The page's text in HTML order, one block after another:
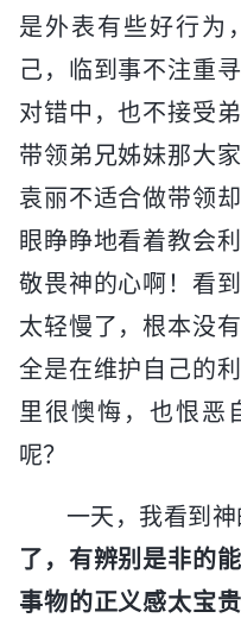
是外表有些好行为
己，临到事不注重
对错中，也不接受
带领弟兄姊妹那大
袁丽不适合做带领
眼睁睁地看着教会
敬畏神的心啊！看
太轻慢了，根本没
全是在维护自己的
里很懊悔，也恨恶
呢？
一天，我看到神
了，有辨别是非的
事物的正义感太宝